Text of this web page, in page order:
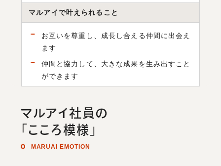
マルアイで叶えられること
お互いを尊重し、成長し合える仲間に出会え
ます
仲間と協力して、大きな成果を生み出すこと
ができます
マルアイ社員の
「こころ模様」
MARUAI EMOTION